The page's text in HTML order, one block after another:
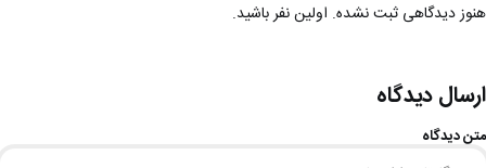
هنوز دیدگاهی ثبت نشده. اولین نفر باشید.
ارسال دیدگاه
متن دیدگاه